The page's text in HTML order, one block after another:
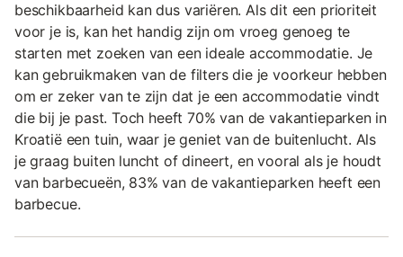
beschikbaarheid kan dus variëren. Als dit een prioriteit
voor je is, kan het handig zijn om vroeg genoeg te
starten met zoeken van een ideale accommodatie. Je
kan gebruikmaken van de filters die je voorkeur hebben
om er zeker van te zijn dat je een accommodatie vindt
die bij je past. Toch heeft 70% van de vakantieparken in
Kroatië een tuin, waar je geniet van de buitenlucht. Als
je graag buiten luncht of dineert, en vooral als je houdt
van barbecueën, 83% van de vakantieparken heeft een
barbecue.